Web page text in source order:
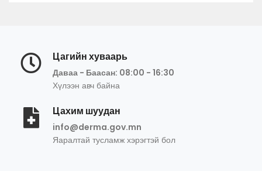
Цагийн хуваарь
Даваа - Баасан: 08:00 - 16:30
Хүлээн авч байна
Цахим шуудан
info@derma.gov.mn
Яаралтай тусламж хэрэгтэй бол